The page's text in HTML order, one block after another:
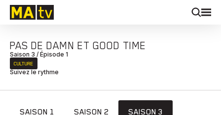
PAS DE DAMN ET GOOD TIME
Saison 3 / Épisode 1
CULTURE
Suivez le rythme
SAISON 1 SAISON 2
SAISON 3